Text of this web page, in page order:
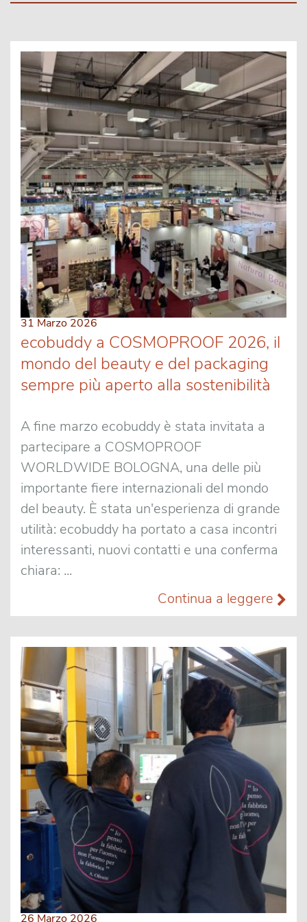
31 Marzo 2026
ecobuddy a COSMOPROOF 2026, il
mondo del beauty e del packaging
sempre più aperto alla sostenibilità
A fine marzo ecobuddy è stata invitata a
partecipare a COSMOPROOF
WORLDWIDE BOLOGNA, una delle più
importante fiere internazionali del mondo
del beauty. È stata un'esperienza di grande
utilità: ecobuddy ha portato a casa incontri
interessanti, nuovi contatti e una conferma
chiara: ...
Continua a leggere
26 Marzo 2026